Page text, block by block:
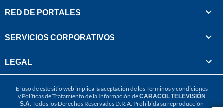
RED DE PORTALES
SERVICIOS CORPORATIVOS
LEGAL
El uso de este sitio web implica la aceptación de losTérminos y condiciones
y Políticas de Tratamiento de la Información deCARACOL TELEVISIÓN
S.A.Todos los Derechos Reservados D.R.A. Prohibida su reproducción